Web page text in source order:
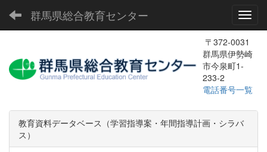
群馬県総合教育センター
〒372-0031
群馬県伊勢崎
市今泉町1-
233-2
電話番号一覧
教育資料データベース（学習指導案・年間指導計画・シラバ
ス）